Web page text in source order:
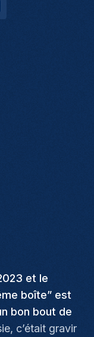
et le
boîte” est
bon bout de
c’était gravir